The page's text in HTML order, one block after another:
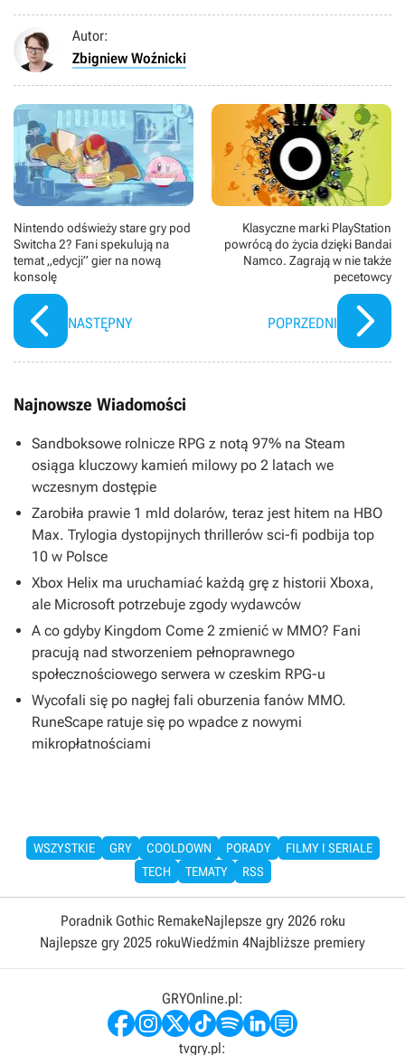
Autor:
Zbigniew Woźnicki
Nintendo odświeży stare gry pod
Switcha 2? Fani spekulują na
temat „edycji” gier na nową
konsolę
NASTĘPNY
Klasyczne marki PlayStation
powrócą do życia dzięki Bandai
Namco. Zagrają w nie także
pecetowcy
POPRZEDNI
Najnowsze Wiadomości
Sandboksowe rolnicze RPG z notą 97% na Steam
osiąga kluczowy kamień milowy po 2 latach we
wczesnym dostępie
Zarobiła prawie 1 mld dolarów, teraz jest hitem na HBO
Max. Trylogia dystopijnych thrillerów sci-fi podbija top
10 w Polsce
Xbox Helix ma uruchamiać każdą grę z historii Xboxa,
ale Microsoft potrzebuje zgody wydawców
A co gdyby Kingdom Come 2 zmienić w MMO? Fani
pracują nad stworzeniem pełnoprawnego
społecznościowego serwera w czeskim RPG-u
Wycofali się po nagłej fali oburzenia fanów MMO.
RuneScape ratuje się po wpadce z nowymi
mikropłatnościami
WSZYSTKIE GRY COOLDOWN PORADY
FILMY I SERIALE
TECH
TEMATY RSS
Poradnik Gothic RemakeNajlepsze gry 2026 roku
Najlepsze gry 2025 rokuWiedźmin 4Najbliższe premiery
GRYOnline.pl:
tvgry.pl: